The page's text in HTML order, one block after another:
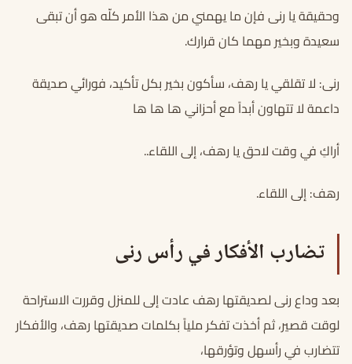
وحقيقة يا رنى فإن ما يهمني من هذا الأمر كلّه هو أن تبقى
سعيدة وبخير مهما كان قرارك.
رنى: لا تقلقي يا رهف، سأكون بخير بكل تأكيد، فورائي صديقة
داعمة لا تتهاون أبداً مع أحزاني ها ها ها
أراكِ في وقت لاحق يا رهف، إلى اللقاء..
رهف: إلى اللقاء.
تضارب الأفكار في رأس رنى
بعد وداع رنى لصديقتها رهف عادت إلى للمنزل وقررت الاستراحة
لوقت قصير، ثم أخذت تفكر ملياً بكلمات صديقتها رهف، والأفكار
تتضارب في رأسهل وتؤرقها،